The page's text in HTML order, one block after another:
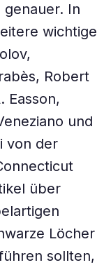
genauer. In
wichtige
Robert
Easson,
und
von der
über
Löcher
sollten,